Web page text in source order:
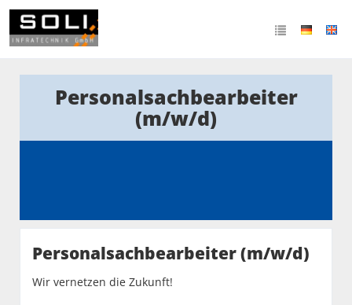
Personalsachbearbeiter
(m/w/d)
Personalsachbearbeiter (m/w/d)
Wir vernetzen die Zukunft!